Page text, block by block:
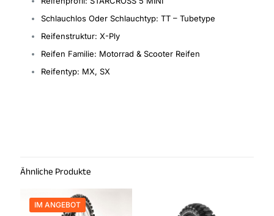
Schlauchlos Oder Schlauchtyp: TT – Tubetype
Reifenstruktur: X-Ply
Reifen Familie: Motorrad & Scooter Reifen
Reifentyp: MX, SX
„MICHELIN Reifen STARCROSS 5 MINI
60/100-14 M/C 29M TT“
angemeldet
veröffentlichen zu können.
Ähnliche Produkte
IM ANGEBOT